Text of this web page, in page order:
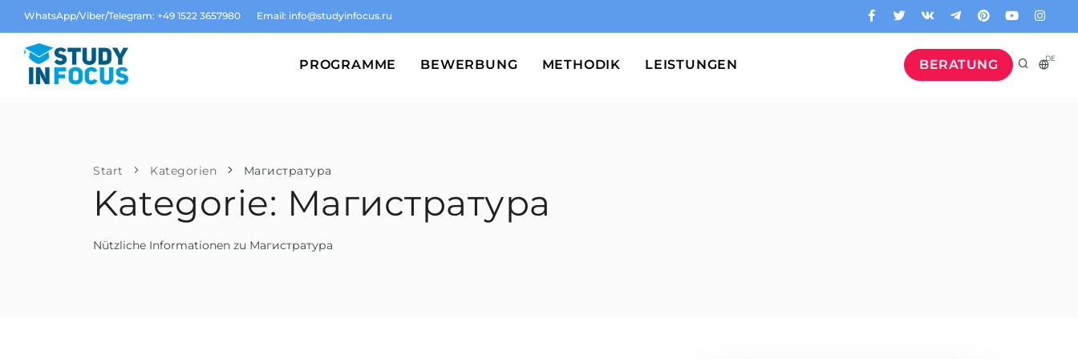
WhatsApp/Viber/Telegram: +49 1522 3657980 Email: info@studyinfocus.ru
BERATUNG DE
PROGRAMME BEWERBUNG METHODIK LEISTUNGEN
Start Kategorien Магистратура
Kategorie: Магистратура
Nützliche Informationen zu Магистратура